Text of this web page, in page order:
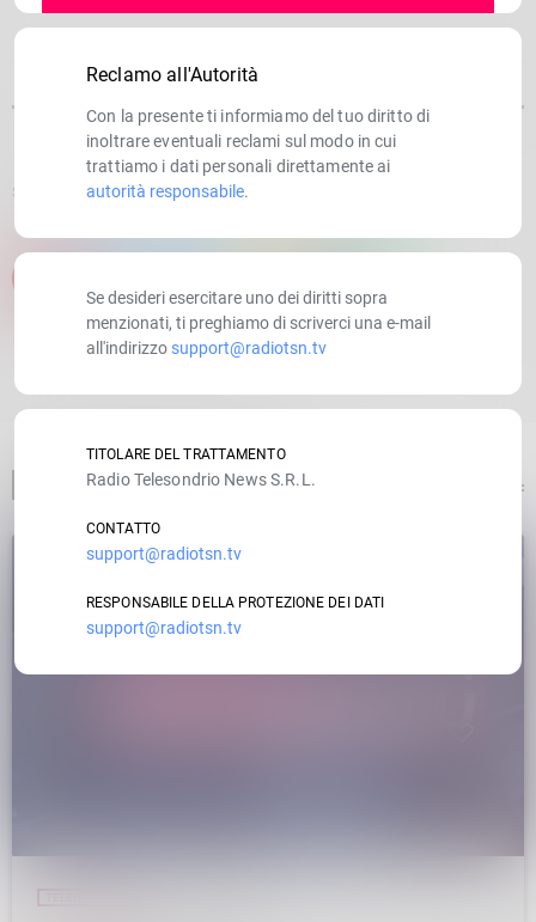
SCRITTO DA:RADIOTSN
ARTICOLO PRECEDENTE
Reclamo all'Autorità
Con la presente ti informiamo del tuo diritto di
inoltrare eventuali reclami sul modo in cui
trattiamo i dati personali direttamente ai
autorità responsabile.
Se desideri esercitare uno dei diritti sopra
menzionati, ti preghiamo di scriverci una e-mail
all'indirizzo support@radiotsn.tv
TITOLARE DEL TRATTAMENTO
Radio Telesondrio News S.R.L.
CONTATTO
support@radiotsn.tv
RESPONSABILE DELLA PROTEZIONE DEI DATI
support@radiotsn.tv